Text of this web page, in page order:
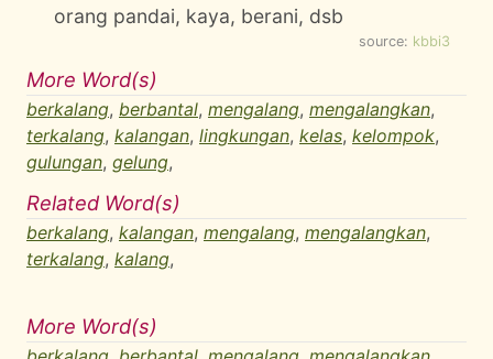
orang pandai, kaya, berani, dsb
source: kbbi3
More Word(s)
berkalang, berbantal, mengalang, mengalangkan,
terkalang, kalangan, lingkungan, kelas, kelompok,
gulungan, gelung,
Related Word(s)
berkalang, kalangan, mengalang, mengalangkan,
terkalang, kalang,
More Word(s)